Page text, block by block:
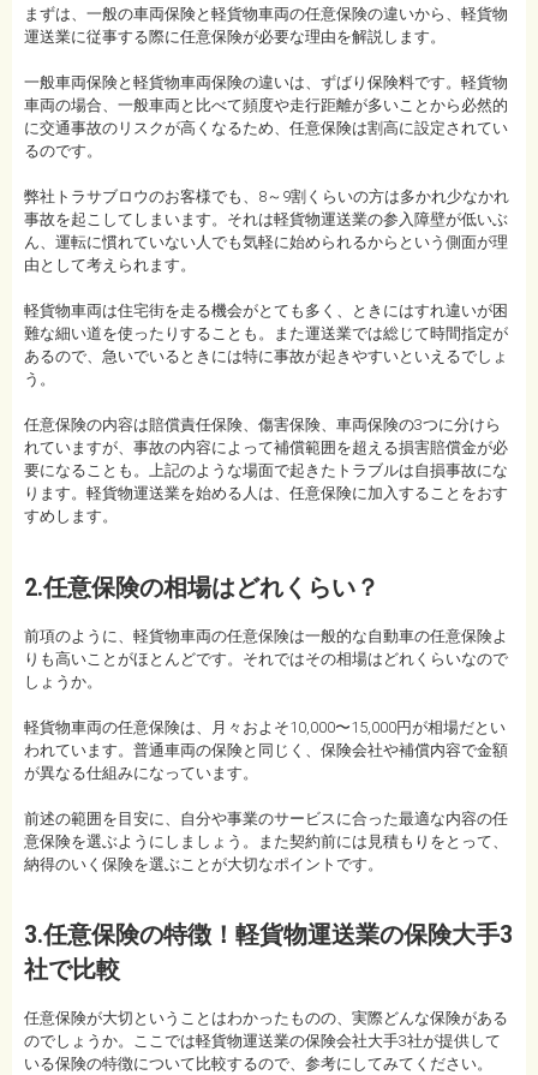
まずは、一般の車両保険と軽貨物車両の任意保険の違いから、軽貨物
運送業に従事する際に任意保険が必要な理由を解説します。
一般車両保険と軽貨物車両保険の違いは、ずばり保険料です。軽貨物
車両の場合、一般車両と比べて頻度や走行距離が多いことから必然的
に交通事故のリスクが高くなるため、任意保険は割高に設定されてい
るのです。
弊社トラサブロウのお客様でも、8～9割くらいの方は多かれ少なかれ
事故を起こしてしまいます。それは軽貨物運送業の参入障壁が低いぶ
ん、運転に慣れていない人でも気軽に始められるからという側面が理
由として考えられます。
軽貨物車両は住宅街を走る機会がとても多く、ときにはすれ違いが困
難な細い道を使ったりすることも。また運送業では総じて時間指定が
あるので、急いでいるときには特に事故が起きやすいといえるでしょ
う。
任意保険の内容は​​賠償責任保険、傷害保険、車両保険の3つに分けら
れていますが、事故の内容によって補償範囲を超える損害賠償金が必
要になることも。上記のような場面で起きたトラブルは自損事故にな
ります。軽貨物運送業を始める人は、任意保険に加入することをおす
すめします。
2.任意保険の相場はどれくらい？
前項のように、軽貨物車両の任意保険は一般的な自動車の任意保険よ
りも高いことがほとんどです。それではその相場はどれくらいなので
しょうか。
軽貨物車両の任意保険は、月々およそ10,000〜15,000円が相場だとい
われています。普通車両の保険と同じく、保険会社や補償内容で金額
が異なる仕組みになっています。
前述の範囲を目安に、自分や事業のサービスに合った最適な内容の任
意保険を選ぶようにしましょう。また契約前には見積もりをとって、
納得のいく保険を選ぶことが大切なポイントです。
3.任意保険の特徴！軽貨物運送業の保険大手3
社で比較
任意保険が大切ということはわかったものの、実際どんな保険がある
のでしょうか。ここでは軽貨物運送業の保険会社大手3社が提供して
いる保険の特徴について比較するので、参考にしてみてください。